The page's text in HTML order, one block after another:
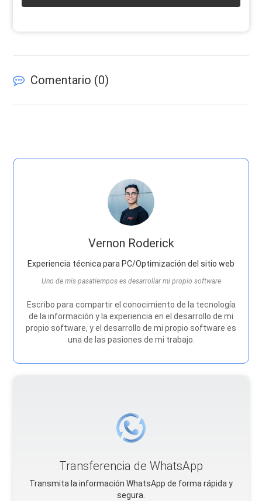
Comentario (0)
Vernon Roderick
Experiencia técnica para PC/Optimización del sitio web
Uno de mis pasatiempos es desarrollar mi propio software
Escribo para compartir el conocimiento de la tecnología
de la información y la experiencia en el desarrollo de mi
propio software, y el desarrollo de mi propio software es
una de las pasiones de mi trabajo.
Transferencia de WhatsApp
Transmita la información WhatsApp de forma rápida y
segura.